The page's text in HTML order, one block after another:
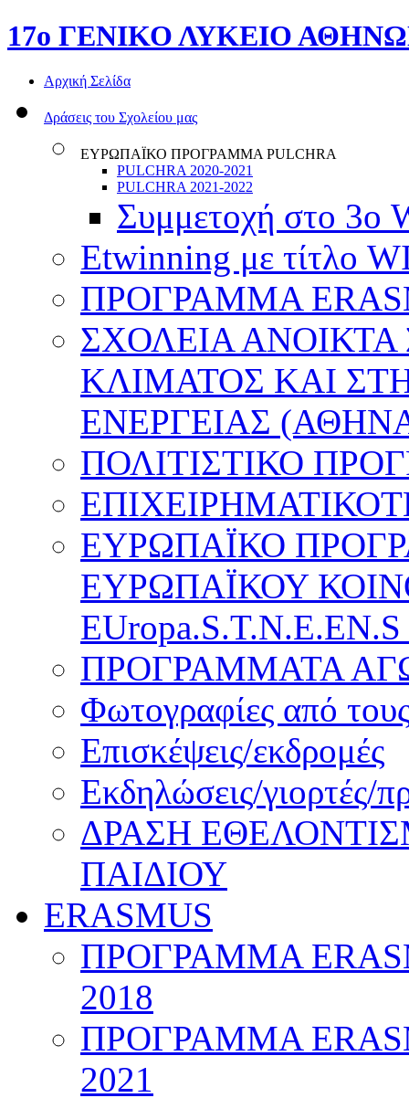
17o ΓΕΝΙΚΟ ΛΥΚΕΙΟ
Αρχική Σελίδα
Δράσεις του Σχολείου μας
ΕΥΡΩΠΑΪΚΟ ΠΡΟΓΡΑΜΜΑ PULCHRA
PULCHRA 2020-2021
PULCHRA 2021-2022
Συμμετοχή στο 3ο
Etwinning με τίτλο
ΠΡΟΓΡΑΜΜΑ
ΣΧΟΛΕΙΑ
ΚΛΙΜΑΤΟΣ ΚΑΙ
ΕΝΕΡΓΕΙΑΣ
ΠΟΛΙΤΙΣΤΙΚΟ
ΕΥΡΩΠΑΪΚΟ
ΕΥΡΩΠΑΪΚΟΥ
ΠΡΟΓΡΑΜΜΑΤΑ
Φωτογραφίες από
Επισκέψεις/εκδρομές
Εκδηλώσεις/γιορτές/
ΔΡΑΣΗ
ΠΑΙΔΙΟΥ
ERASMUS
ΠΡΟΓΡΑΜΜΑ
2018
ΠΡΟΓΡΑΜΜΑ
2021